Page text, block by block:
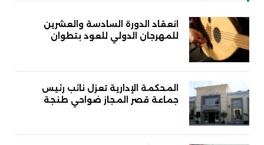
انعقاد الدورة السادسة والعشرين
للمهرجان الدولي للعود بتطوان
المحكمة الإدارية تعزل نائب رئيس
جماعة قصر المجاز ضواحي طنجة